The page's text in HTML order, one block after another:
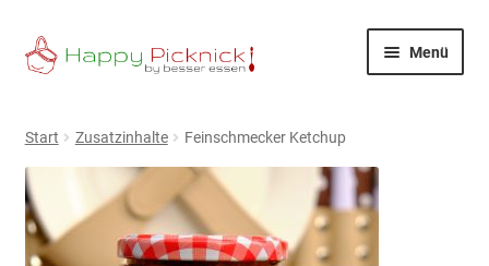
Zur
Navigation
Zum
Inhalt
Menü
Shop
Start Zusatzinhalte Feinschmecker Ketchup